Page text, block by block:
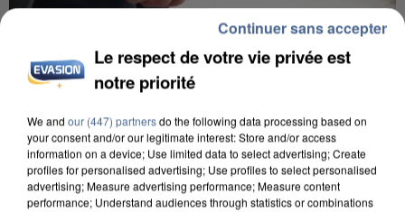
7 août 2026
Un second cadre de la DZ Mafia interpellé en
Algérie
Un cofondateur du réseau avait été interpellé
quelques jours plus tôt.
Le respect de votre vie privée est
notre priorité
We and our (447) partnersdo the following data processing based on
your consent and/or our legitimate interest: Store and/or access
information on a device; Use limited data to select advertising; Create
profiles for personalised advertising; Use profiles to select personalised
advertising; Measure advertising performance; Measure content
performance; Understand audiences through statistics or combinations
Continuer sans accepter